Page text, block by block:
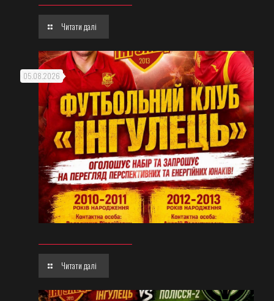
Читати далі
05.08.2026
Читати далі